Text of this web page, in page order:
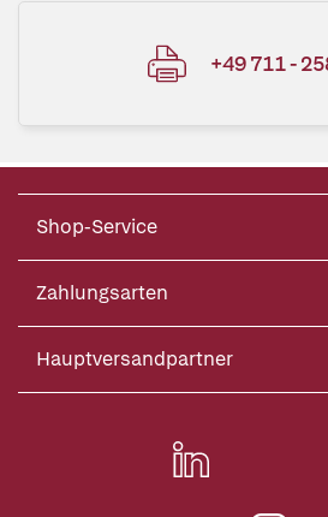
+49 711 -
Shop-Service
Zahlungsarten
Hauptversandpartner